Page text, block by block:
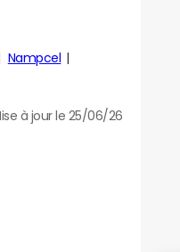
Nampcel
à jour le 25/06/26